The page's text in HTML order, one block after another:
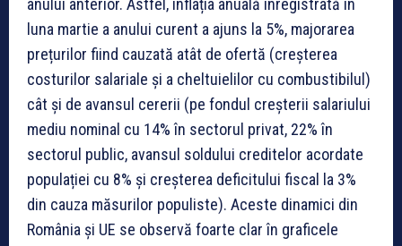
anului anterior. Astfel, inflația anuală înregistrată în
luna martie a anului curent a ajuns la 5%, majorarea
prețurilor fiind cauzată atât de ofertă (creșterea
costurilor salariale și a cheltuielilor cu combustibilul)
cât și de avansul cererii (pe fondul creșterii salariului
mediu nominal cu 14% în sectorul privat, 22% în
sectorul public, avansul soldului creditelor acordate
populației cu 8% și creșterea deficitului fiscal la 3%
din cauza măsurilor populiste). Aceste dinamici din
România și UE se observă foarte clar în graficele